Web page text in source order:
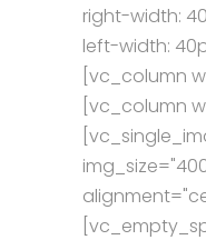
right-width:
left-width:
[vc_column
[vc_column